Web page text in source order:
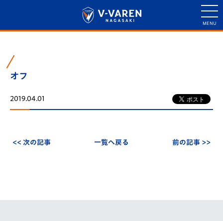
オフ
2019.04.01
<< 次の記事 一覧へ戻る 前の記事 >>